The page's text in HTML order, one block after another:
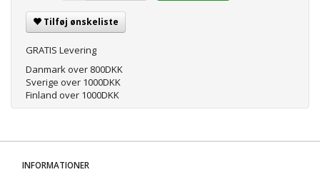
Tilføj ønskeliste
GRATIS Levering
Danmark over 800DKK
Sverige over 1000DKK
Finland over 1000DKK
INFORMATIONER